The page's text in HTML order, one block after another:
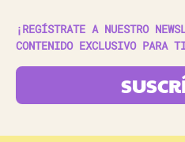
¡REGÍSTRATE A NUESTRO
CONTENIDO EXCLUSIVO PARA